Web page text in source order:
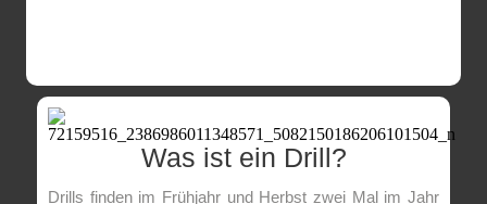
Was ist ein Drill?
Drills finden im Frühjahr und Herbst zwei Mal im Jahr